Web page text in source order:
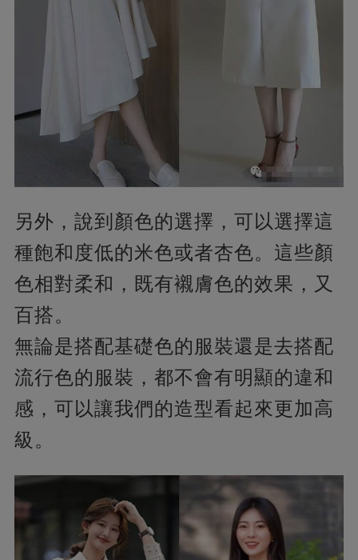
另外，說到顏色的選擇，可以選擇這
種飽和度低的米色或者杏色。這些顏
色相對柔和，既有襯膚色的效果，又
百搭。
無論是搭配基礎色的服裝還是去搭配
流行色的服裝，都不會有明顯的違和
感，可以讓我們的造型看起來更加高
級。